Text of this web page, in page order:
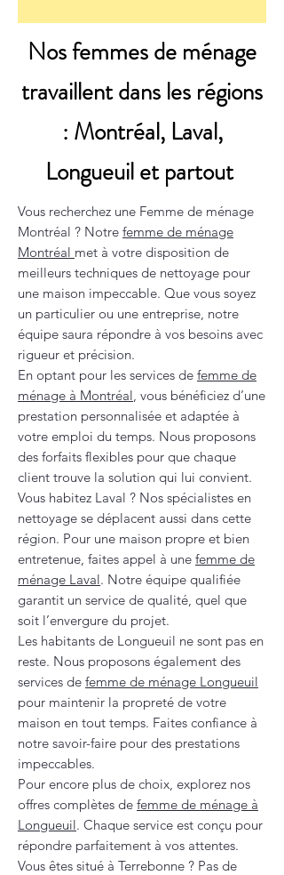
Nos femmes de ménage
travaillent dans les régions
: Montréal, Laval,
Longueuil et partout
Vous recherchez une Femme de ménage
Montréal ? Notre femme de ménage
Montréal met à votre disposition de
meilleurs techniques de nettoyage pour
une maison impeccable. Que vous soyez
un particulier ou une entreprise, notre
équipe saura répondre à vos besoins avec
rigueur et précision.
En optant pour les services de femme de
ménage à Montréal, vous bénéficiez d’une
prestation personnalisée et adaptée à
votre emploi du temps. Nous proposons
des forfaits flexibles pour que chaque
client trouve la solution qui lui convient.
Vous habitez Laval ? Nos spécialistes en
nettoyage se déplacent aussi dans cette
région. Pour une maison propre et bien
entretenue, faites appel à une femme de
ménage Laval. Notre équipe qualifiée
garantit un service de qualité, quel que
soit l’envergure du projet.
Les habitants de Longueuil ne sont pas en
reste. Nous proposons également des
services de femme de ménage Longueuil
pour maintenir la propreté de votre
maison en tout temps. Faites confiance à
notre savoir-faire pour des prestations
impeccables.
Pour encore plus de choix, explorez nos
offres complètes de femme de ménage à
Longueuil. Chaque service est conçu pour
répondre parfaitement à vos attentes.
Vous êtes situé à Terrebonne ? Pas de